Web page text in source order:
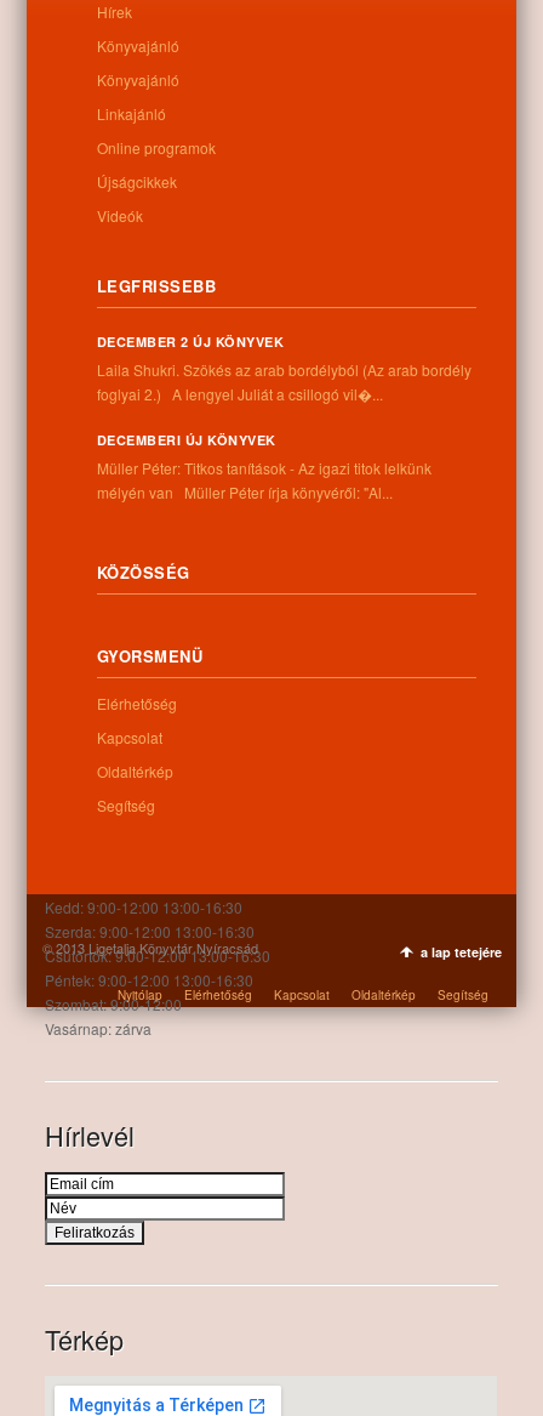
Letöltés
Kapcsolódó anyagok
Nem található kapcsolódó anyag
Kategóriák: Egyéb
Információk
4262 Nyíracsád, Kassai u. 4.
Telefon:
Kedd: 9:00-12:00 13:00-16:30
Szerda: 9:00-12:00 13:00-16:30
Csütörtök: 9:00-12:00 13:00-16:30
Péntek: 9:00-12:00 13:00-16:30
Szombat: 9:00-12:00
Vasárnap: zárva
Hírlevél
Térkép
Hírek
Könyvajánló
Könyvajánló
Linkajánló
Online programok
Újságcikkek
Videók
LEGFRISSEBB
DECEMBER 2 ÚJ KÖNYVEK
Laila Shukri. Szökés ​az arab bordélyból (Az arab bordély
foglyai 2.) A lengyel Juliát a csillogó vil�...
DECEMBERI ÚJ KÖNYVEK
Müller Péter: Titkos tanítások - Az igazi titok lelkünk
mélyén van Müller Péter írja könyvéről: "Al...
KÖZÖSSÉG
GYORSMENÜ
Elérhetőség
Kapcsolat
Oldaltérkép
Segítség
© 2013 Ligetalja Könyvtár Nyíracsád a lap tetejére
Nyitólap Elérhetőség Kapcsolat Oldaltérkép Segítség